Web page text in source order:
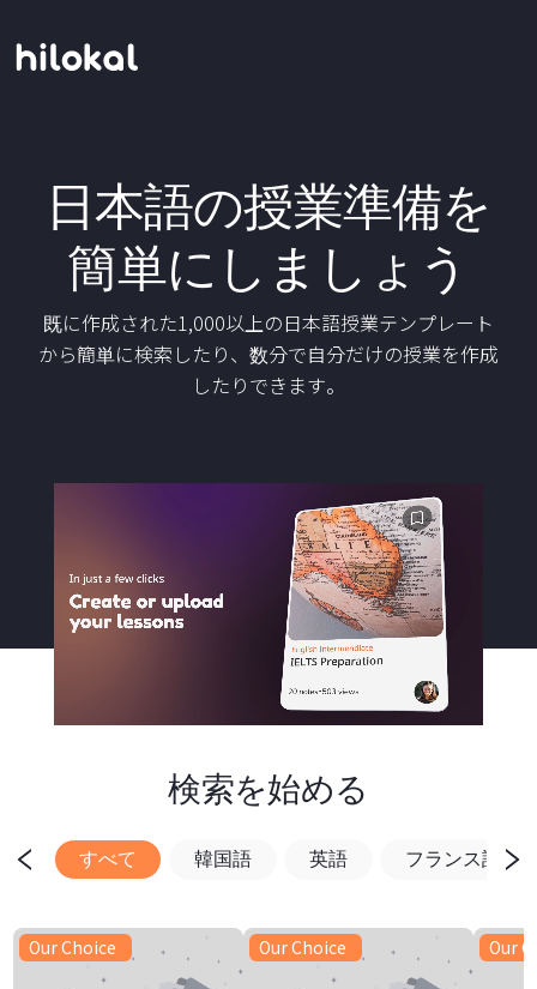
日本語の授業準備を
簡単にしましょう
既に作成された1,000以上の日本語授業テンプレート
から簡単に検索したり、数分で自分だけの授業を作成
したりできます。
検索を始める
すべて 韓国語 英語 フランス語
Our Choice Our Choice Our